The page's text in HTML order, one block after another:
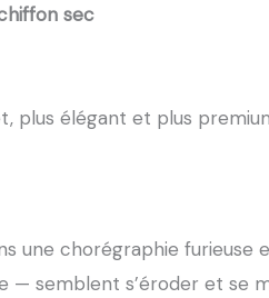
sec
plus élégant et plus
une chorégraphie furieuse
— semblent s’éroder et se